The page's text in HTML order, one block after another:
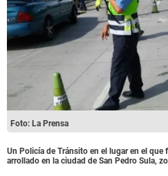
Foto: La Prensa
Un Policía de Tránsito en el lugar en el
arrollado en la ciudad de San Pedro Sula,